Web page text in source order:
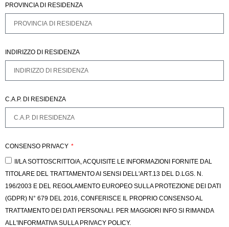
PROVINCIA DI RESIDENZA
INDIRIZZO DI RESIDENZA
C.A.P. DI RESIDENZA
CONSENSO PRIVACY
II/LA SOTTOSCRITTO/A, ACQUISITE LE INFORMAZIONI FORNITE DAL
TITOLARE DEL TRATTAMENTO AI SENSI DELL'ART.13 DEL D.LGS. N.
196/2003 E DEL REGOLAMENTO EUROPEO SULLA PROTEZIONE DEI DATI
(GDPR) N° 679 DEL 2016, CONFERISCE IL PROPRIO CONSENSO AL
TRATTAMENTO DEI DATI PERSONALI. PER MAGGIORI INFO SI RIMANDA
ALL'INFORMATIVA SULLA PRIVACY POLICY.